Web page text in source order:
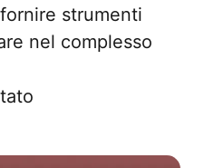
strumenti
nel complesso